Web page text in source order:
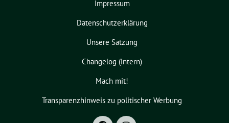
Impressum
Datenschutzerklärung
Unsere Satzung
Changelog (intern)
Mach mit!
Transparenzhinweis zu politischer Werbung